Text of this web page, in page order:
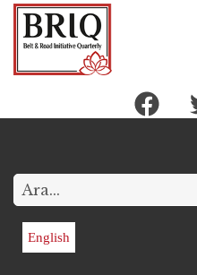
Ana
içeriğe
Arama
English